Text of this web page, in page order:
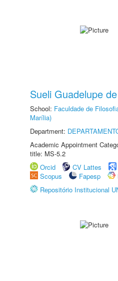
Sueli Guadelupe
School: Faculdade de
Marília)
Department:
Academic Appointment
title: MS-5.2
Orcid
CV Lattes
Scopus
Fapesp
Repositório Institucional